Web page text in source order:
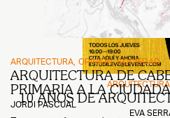
ARQUITECTURA
10 AÑOS DE
EVA
ARQUITECTURA OPINIÓN SOCIEDAD
ARQUITECTURA DE
PRIMARIA A LA
JORDI PASCUAL